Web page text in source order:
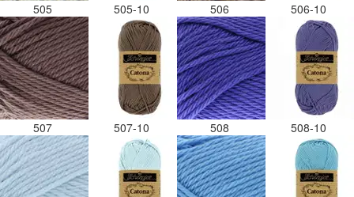
505 505-10 506 506-10
507 507-10 508 508-10